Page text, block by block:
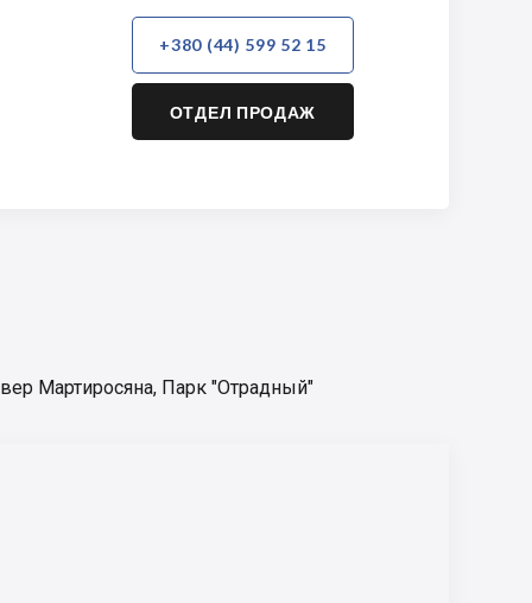
+380 (44) 599 52 15
ОТДЕЛ ПРОДАЖ
Мартиросяна, Парк "Отрадный"